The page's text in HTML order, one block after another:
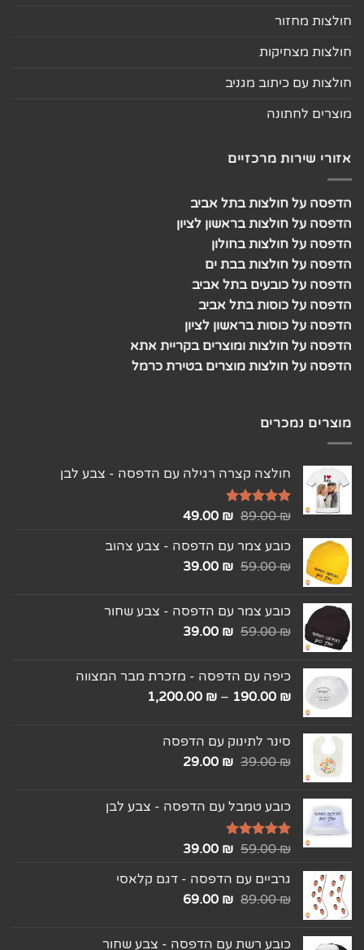
חולצות מחזור
חולצות מצחיקות
חולצות עם כיתוב מגניב
מוצרים לחתונה
אזורי שירות מרכזיים
הדפסה על חולצות בתל אביב
הדפסה על חולצות בראשון לציון
הדפסה על חולצות בחולון
הדפסה על חולצות בבת ים
הדפסה על כובעים בתל אביב
הדפסה על כוסות בתל אביב
הדפסה על כוסות בראשון לציון
הדפסה על חולצות ומוצרים בקריית אתא
הדפסה על חולצות מוצרים בטירת כרמל
מוצרים נמכרים
חולצה קצרה רגילה עם הדפסה - צבע לבן
דורג5.00
89.00₪
49.00 ₪
כובע צמר עם הדפסה - צבע צהוב
59.00₪
39.00 ₪
כובע צמר עם הדפסה - צבע שחור
59.00₪
39.00 ₪
כיפה עם הדפסה - מזכרת מבר המצווה
190.00 ₪
–
1,200.00 ₪
סינר לתינוק עם הדפסה
39.00₪
29.00 ₪
כובע טמבל עם הדפסה - צבע לבן
דורג5.00
59.00₪
39.00 ₪
גרביים עם הדפסה - דגם קלאסי
89.00₪
69.00 ₪
כובע רשת עם הדפסה - צבע שחור